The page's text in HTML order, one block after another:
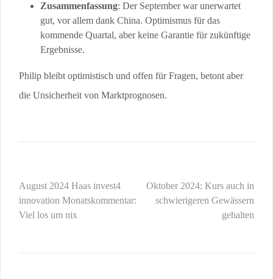
Zusammenfassung: Der September war unerwartet
gut, vor allem dank China. Optimismus für das
kommende Quartal, aber keine Garantie für zukünftige
Ergebnisse.
Philip bleibt optimistisch und offen für Fragen, betont aber
die Unsicherheit von Marktprognosen.
Beitragsnavigation
August 2024 Haas invest4
innovation Monatskommentar:
Viel los um nix
Oktober 2024: Kurs auch in
schwierigeren Gewässern
gehalten